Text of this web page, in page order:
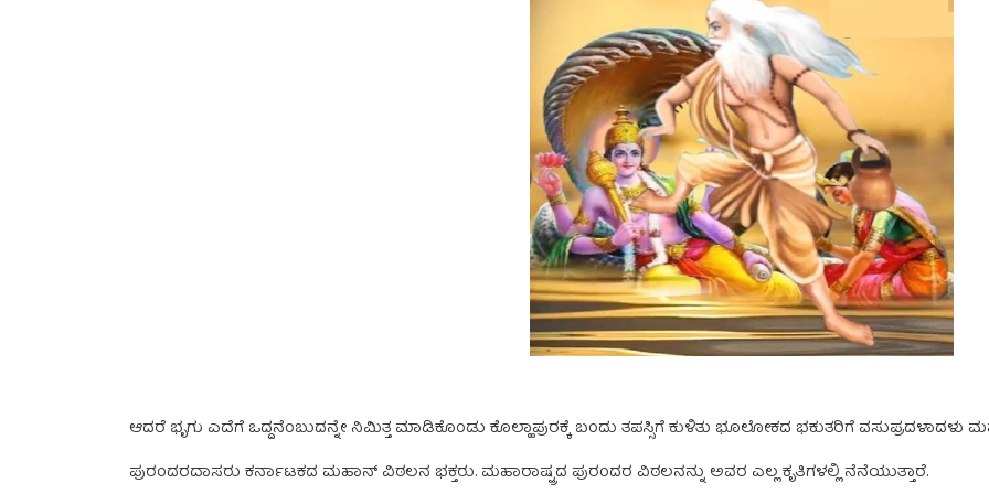
ಆದರೆ ಭೃಗು ಎದೆಗೆ ಒದ್ದನೆಂಬುದನ್ನೇ ನಿಮಿತ್ತ ಮಾಡಿಕೊಂಡು ಕೊಲ್ಹಾಪುರಕ್ಕೆ ಬಂದು ತಪಸ್ಸಿಗೆ ಕುಳಿತು ಭೂಲೋಕದ ಭಕುತರಿಗೆ ವಸುಪ್ರದಳಾದಳು
ಪುರಂದರದಾಸರು ಕರ್ನಾಟಕದ ಮಹಾನ್‌ ವಿಠಲನ ಭಕ್ತರು. ಮಹಾರಾಷ್ಟ್ರದ ಪುರಂದರ ವಿಠಲನನ್ನು ಅವರ ಎಲ್ಲ ಕೃತಿಗಳಲ್ಲಿ ನೆನೆಯುತ್ತಾರೆ.